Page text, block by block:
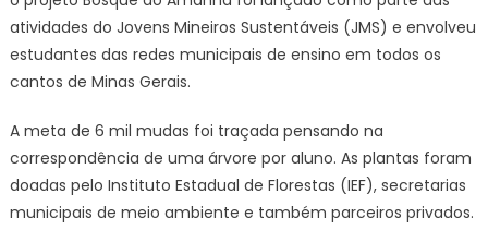
atividades do Jovens Mineiros Sustentáveis (JMS) e envolveu
estudantes das redes municipais de ensino em todos os
cantos de Minas Gerais.
A meta de 6 mil mudas foi traçada pensando na
correspondência de uma árvore por aluno. As plantas foram
doadas pelo Instituto Estadual de Florestas (IEF), secretarias
municipais de meio ambiente e também parceiros privados.